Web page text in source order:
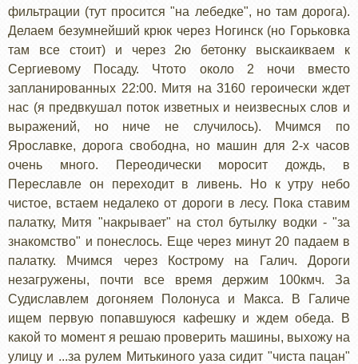
фильтрации (тут просится "на лебедке", но там дорога).
Делаем безумнейший крюк через Ногинск (но Горьковка
там все стоит) и через 2ю бетонку выскаикваем к
Сергиевому Посаду. Чтото около 2 ночи вместо
запланированных 22:00. Митя на 3160 героически ждет
нас (я предвкушал поток изветных и неизвесных слов и
выражений, но ниче не случилось). Мчимся по
Ярославке, дорога свободна, но машин для 2-х часов
очень много. Переодически моросит дождь, в
Переславле он переходит в ливень. Но к утру небо
чистое, встаем недалеко от дороги в лесу. Пока ставим
палатку, Митя "накрывает" на стол бутылку водки - "за
знакомство" и понеслось. Еще через минут 20 падаем в
палатку. Мчимся через Кострому на Галич. Дороги
незагружены, почти все время держим 100кмч. За
Судиславлем догоняем Полонуса и Макса. В Галиче
ищем первую попавшуюся кафешку и ждем обеда. В
какой то момент я решаю проверить машины, выхожу на
улицу и ...за рулем Митькиного уаза сидит "чиста пацан"